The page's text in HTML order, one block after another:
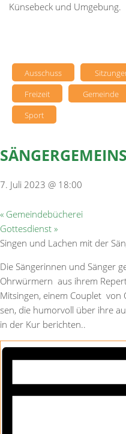
Künsebeck und Umgebung.
Ausschuss
Freizeit
Gemeinde
Sport
7. Juli 2023 @ 18:00
« Gemeindebücherei
Gottesdienst »
Singen und Lachen mit der
Die Sängerinnen und Sänger
Ohrwürmern aus ihrem
Mitsingen, einem Couplet von
́sen, die humorvoll über ihre
in der Kur berichten..